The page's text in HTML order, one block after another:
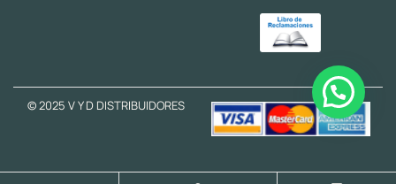
© 2025 V Y D DISTRIBUIDORES